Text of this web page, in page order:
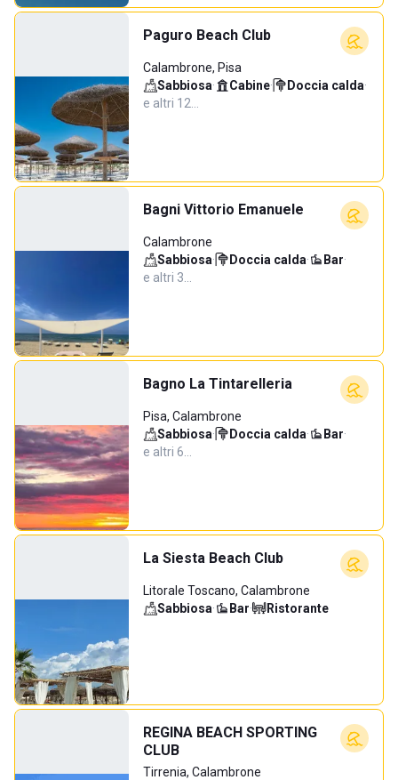
Paguro Beach Club
Calambrone, Pisa
Sabbiosa· Cabine· Doccia calda·
e altri 12…
Bagni Vittorio Emanuele
Calambrone
Sabbiosa· Doccia calda· Bar·
e altri 3…
Bagno La Tintarelleria
Pisa, Calambrone
Sabbiosa· Doccia calda· Bar·
e altri 6…
La Siesta Beach Club
Litorale Toscano, Calambrone
Sabbiosa· Bar· Ristorante
REGINA BEACH SPORTING
CLUB
Tirrenia, Calambrone